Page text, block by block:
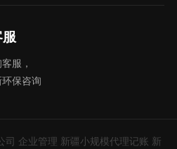
服，
保咨询
司 企业管理 新疆小规模代理记账 新